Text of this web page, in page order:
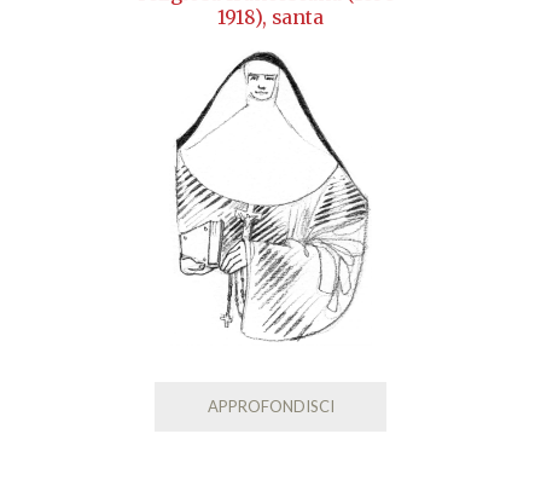
1918), santa
APPROFONDISCI